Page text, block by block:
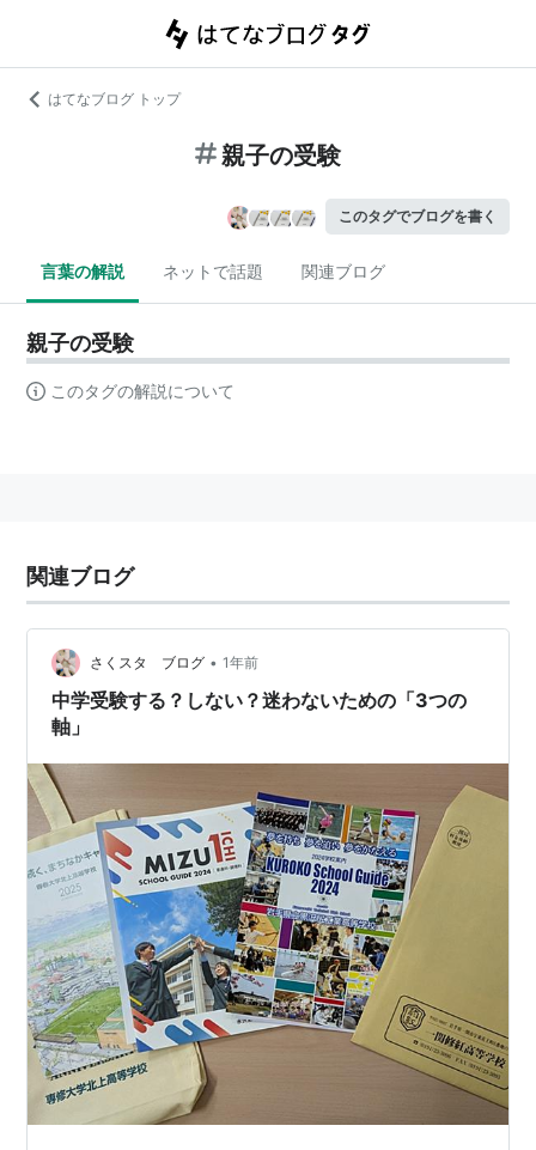
はてなブログ トップ
親子の受験
このタグでブログを書く
言葉の解説 ネットで話題 関連ブログ
親子の受験
このタグの解説について
関連ブログ
さくスタ ブログ • 1年前
中学受験する？しない？迷わないための「3つの
軸」